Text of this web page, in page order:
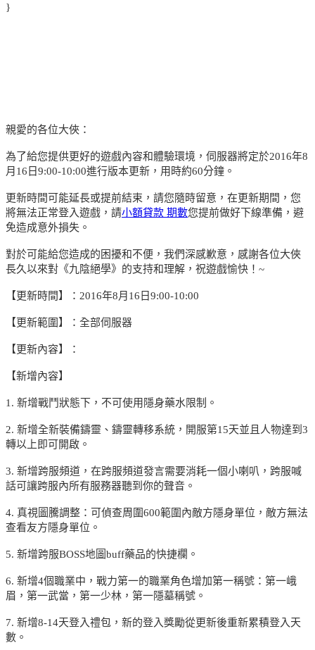
}
親愛的各位大俠：
為了給您提供更好的遊戲內容和體驗環境，伺服器將定於2016年8
月16日9:00-10:00進行版本更新，用時約60分鐘。
更新時間可能延長或提前結束，請您隨時留意，在更新期間，您
將無法正常登入遊戲，請小額貸款 期數您提前做好下線準備，避
免造成意外損失。
對於可能給您造成的困擾和不便，我們深感歉意，感謝各位大俠
長久以來對《九陰絕學》的支持和理解，祝遊戲愉快！~
【更新時間】：2016年8月16日9:00-10:00
【更新範圍】：全部伺服器
【更新內容】：
【新增內容】
1. 新增戰鬥狀態下，不可使用隱身藥水限制。
2. 新增全新裝備鑄靈、鑄靈轉移系統，開服第15天並且人物達到3
轉以上即可開啟。
3. 新增跨服頻道，在跨服頻道發言需要消耗一個小喇叭，跨服喊
話可讓跨服內所有服務器聽到你的聲音。
4. 真視圖騰調整：可偵查周圍600範圍內敵方隱身單位，敵方無法
查看友方隱身單位。
5. 新增跨服BOSS地圖buff藥品的快捷欄。
6. 新增4個職業中，戰力第一的職業角色增加第一稱號：第一峨
眉，第一武當，第一少林，第一隱墓稱號。
7. 新增8-14天登入禮包，新的登入獎勵從更新後重新累積登入天
數。